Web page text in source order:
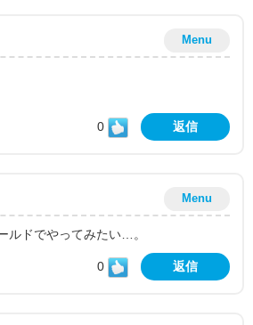
Menu
0 返信
Menu
ルドでやってみたい…。
0 返信